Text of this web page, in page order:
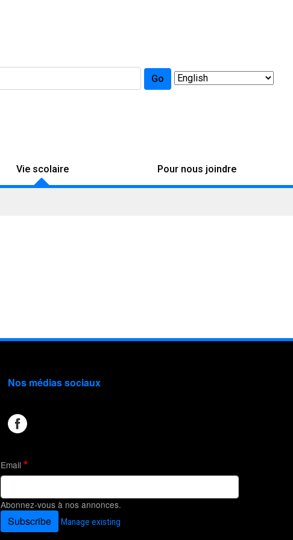
Go
Vie scolaire Pour nous joindre
Nos médias sociaux
Email
Abonnez-vous à nos annonces.
Subscribe Manage existing